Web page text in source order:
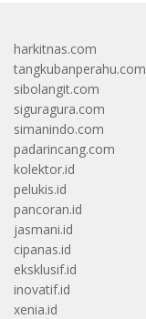
harkitnas.com
tangkubanperahu.com
sibolangit.com
siguragura.com
simanindo.com
padarincang.com
kolektor.id
pelukis.id
pancoran.id
jasmani.id
cipanas.id
eksklusif.id
inovatif.id
xenia.id